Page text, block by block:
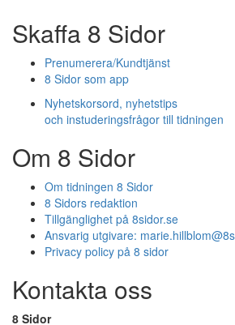
Skaffa 8 Sidor
Prenumerera/Kundtjänst
8 Sidor som app
Nyhetskorsord, nyhetstips
och instuderingsfrågor till tidningen
Om 8 Sidor
Om tidningen 8 Sidor
8 Sidors redaktion
Tillgänglighet på 8sidor.se
Ansvarig utgivare:
Privacy policy på 8 sidor
Kontakta oss
8 Sidor